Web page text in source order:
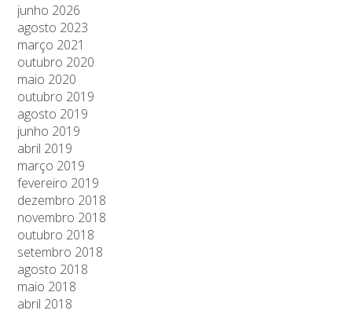
junho 2026
agosto 2023
março 2021
outubro 2020
maio 2020
outubro 2019
agosto 2019
junho 2019
abril 2019
março 2019
fevereiro 2019
dezembro 2018
novembro 2018
outubro 2018
setembro 2018
agosto 2018
maio 2018
abril 2018